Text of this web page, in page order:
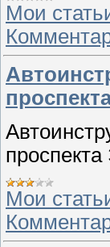
Мои
проспекта
Мои